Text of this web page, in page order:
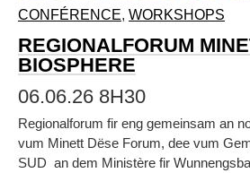
CONFÉRENCE, WORKSHOPS
REGIONALFORUM
BIOSPHERE
06.06.26 8H30
Regionalforum fir eng gemeinsam an
vum Minett Dëse Forum, dee vum
SUD an dem Ministère fir